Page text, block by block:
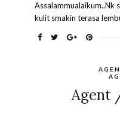
Assalammualaikum..Nk
kulit smakin terasa
Agent